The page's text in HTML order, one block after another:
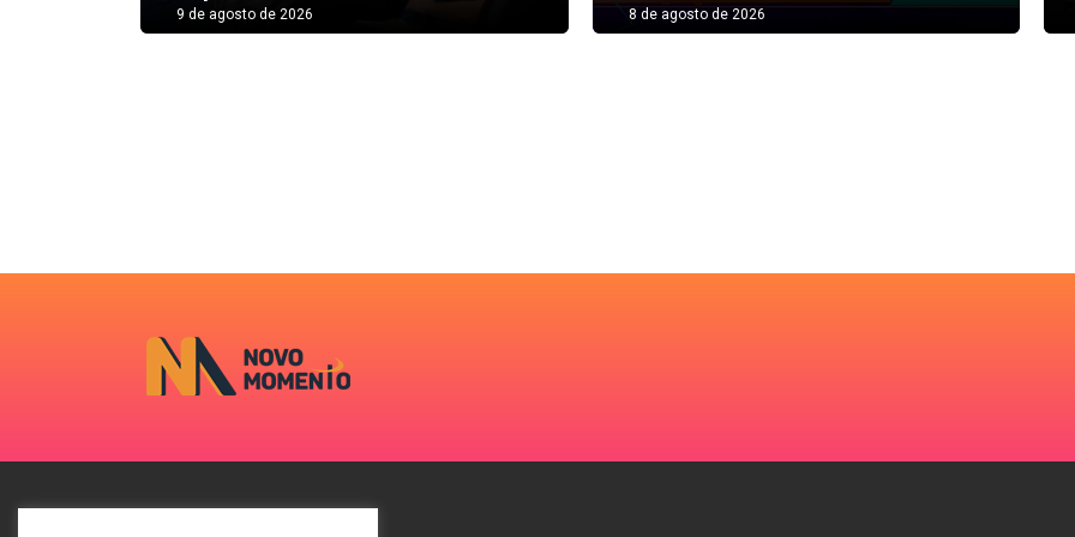
9 de agosto de 2026 8 de agosto de 2026